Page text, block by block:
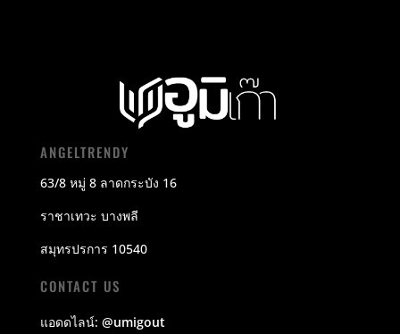
ANGELTRENDY
63/8 หมู่ 8 ลาดกระบัง 16
ราชาเทวะ บางพลี
สมุทรปรการ 10540
CONTACT US
แอดดไลน์: @umigout